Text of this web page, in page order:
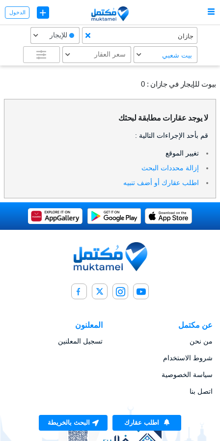
+ الدخول
جازان للإيجار
بیت شعبي سعر العقار
بيوت للإيجار في جازان : 0
لا يوجد عقارات مطابقة لبحثك
قم بأحد الإجراءات التالية :
تغيير الموقع
إزالة محددات البحث
اطلب عقارك أو أضف تنبيه
عن مكتمل
من نحن
شروط الاستخدام
سياسة الخصوصية
اتصل بنا
المعلنون
تسجيل المعلنين
اطلب عقارك البحث بالخريطة